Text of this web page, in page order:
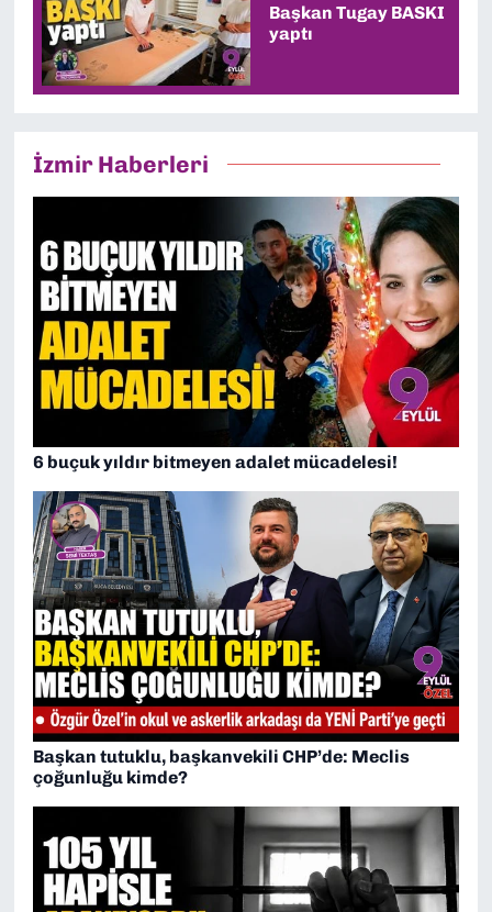
Başkan Tugay BASKI
yaptı
İzmir Haberleri
6 buçuk yıldır bitmeyen adalet mücadelesi!
Başkan tutuklu, başkanvekili CHP’de: Meclis
çoğunluğu kimde?